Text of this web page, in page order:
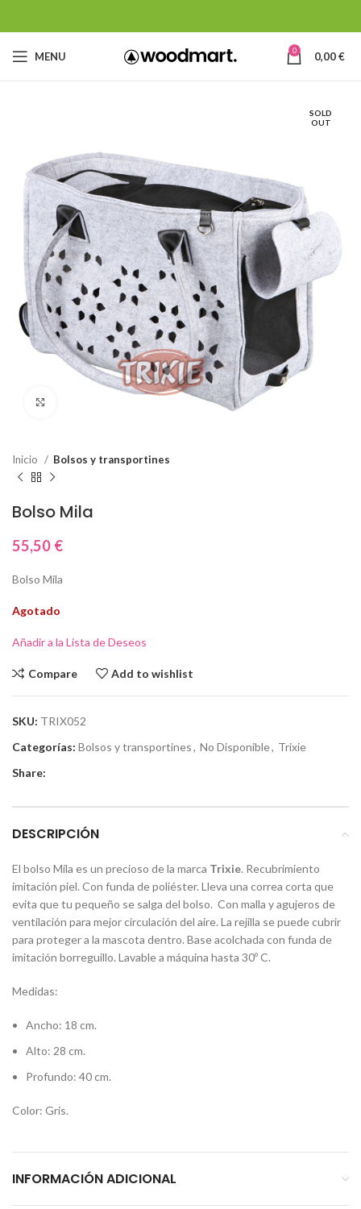
MENU 0 0,00€
SOLD
OUT
Inicio Bolsos y transportines
Bolso Mila
55,50 €
Bolso Mila
Agotado
Añadir a la Lista de Deseos
Compare Add to wishlist
SKU: TRIX052
Categorías: Bolsos y transportines, No Disponible, Trixie
Share:
DESCRIPCIÓN
El bolso Mila es un precioso de la marca Trixie. Recubrimiento
imitación piel. Con funda de poliéster. Lleva una correa corta que
evita que tu pequeño se salga del bolso. Con malla y agujeros de
ventilación para mejor circulación del aire. La rejilla se puede cubrir
para proteger a la mascota dentro. Base acolchada con funda de
imitación borreguillo. Lavable a máquina hasta 30º C.
Medidas:
Ancho: 18 cm.
Alto: 28 cm.
Profundo: 40 cm.
Color: Gris.
INFORMACIÓN ADICIONAL